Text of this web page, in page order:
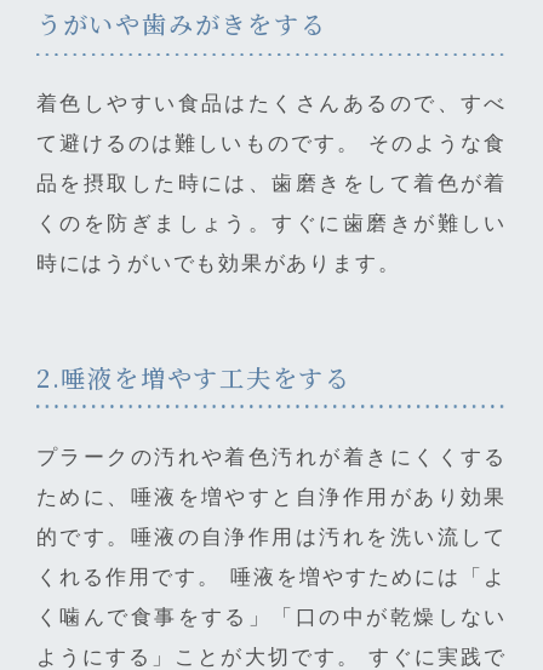
うがいや歯みがきをする
着色しやすい食品はたくさんあるので、すべ
て避けるのは難しいものです。 そのような食
品を摂取した時には、歯磨きをして着色が着
くのを防ぎましょう。すぐに歯磨きが難しい
時にはうがいでも効果があります。
2.唾液を増やす工夫をする
プラークの汚れや着色汚れが着きにくくする
ために、唾液を増やすと自浄作用があり効果
的です。唾液の自浄作用は汚れを洗い流して
くれる作用です。 唾液を増やすためには「よ
く噛んで食事をする」「口の中が乾燥しない
ようにする」ことが大切です。 すぐに実践で